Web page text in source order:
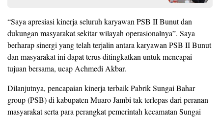
“Saya apresiasi kinerja seluruh karyawan PSB II Bunut dan
dukungan masyarakat sekitar wilayah operasionalnya”. Saya
berharap sinergi yang telah terjalin antara karyawan PSB II Bunut
dan masyarakat ini dapat terus ditingkatkan untuk mencapai
tujuan bersama, ucap Achmedi Akbar.
Dilanjutnya, pencapaian kinerja terbaik Pabrik Sungai Bahar
group (PSB) di kabupaten Muaro Jambi tak terlepas dari peranan
masyarakat serta para perangkat pemerintah kecamatan Sungai